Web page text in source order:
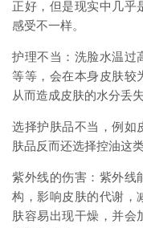
正好，但是现实中几乎
感受不一样。
护理不当：洗脸水温过
等等，会在本身皮肤较
从而造成皮肤的水分丢失
选择护肤品不当，例如
肤品反而还选择控油这
紫外线的伤害：紫外线
构，影响皮肤的代谢，
肤容易出现干燥，并会